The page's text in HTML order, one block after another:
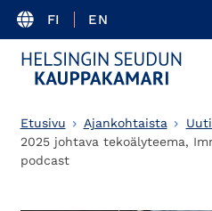
FI EN
Etusivu Ajankohtaista
2025 johtava tekoälyteema,
podcast